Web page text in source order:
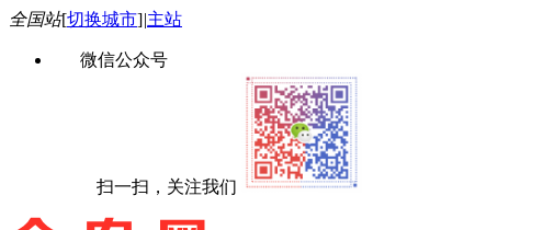
全国站[切换城市]|主站
微信公众号
扫一扫，关注我们